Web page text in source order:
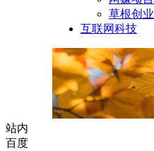
草根创业
互联网科技
站内
百度